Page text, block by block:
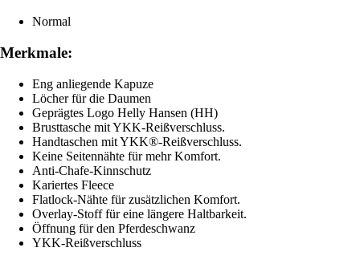
Normal
Merkmale:
Eng anliegende Kapuze
Löcher für die Daumen
Geprägtes Logo Helly Hansen (HH)
Brusttasche mit YKK-Reißverschluss.
Handtaschen mit YKK®-Reißverschluss.
Keine Seitennähte für mehr Komfort.
Anti-Chafe-Kinnschutz
Kariertes Fleece
Flatlock-Nähte für zusätzlichen Komfort.
Overlay-Stoff für eine längere Haltbarkeit.
Öffnung für den Pferdeschwanz
YKK-Reißverschluss